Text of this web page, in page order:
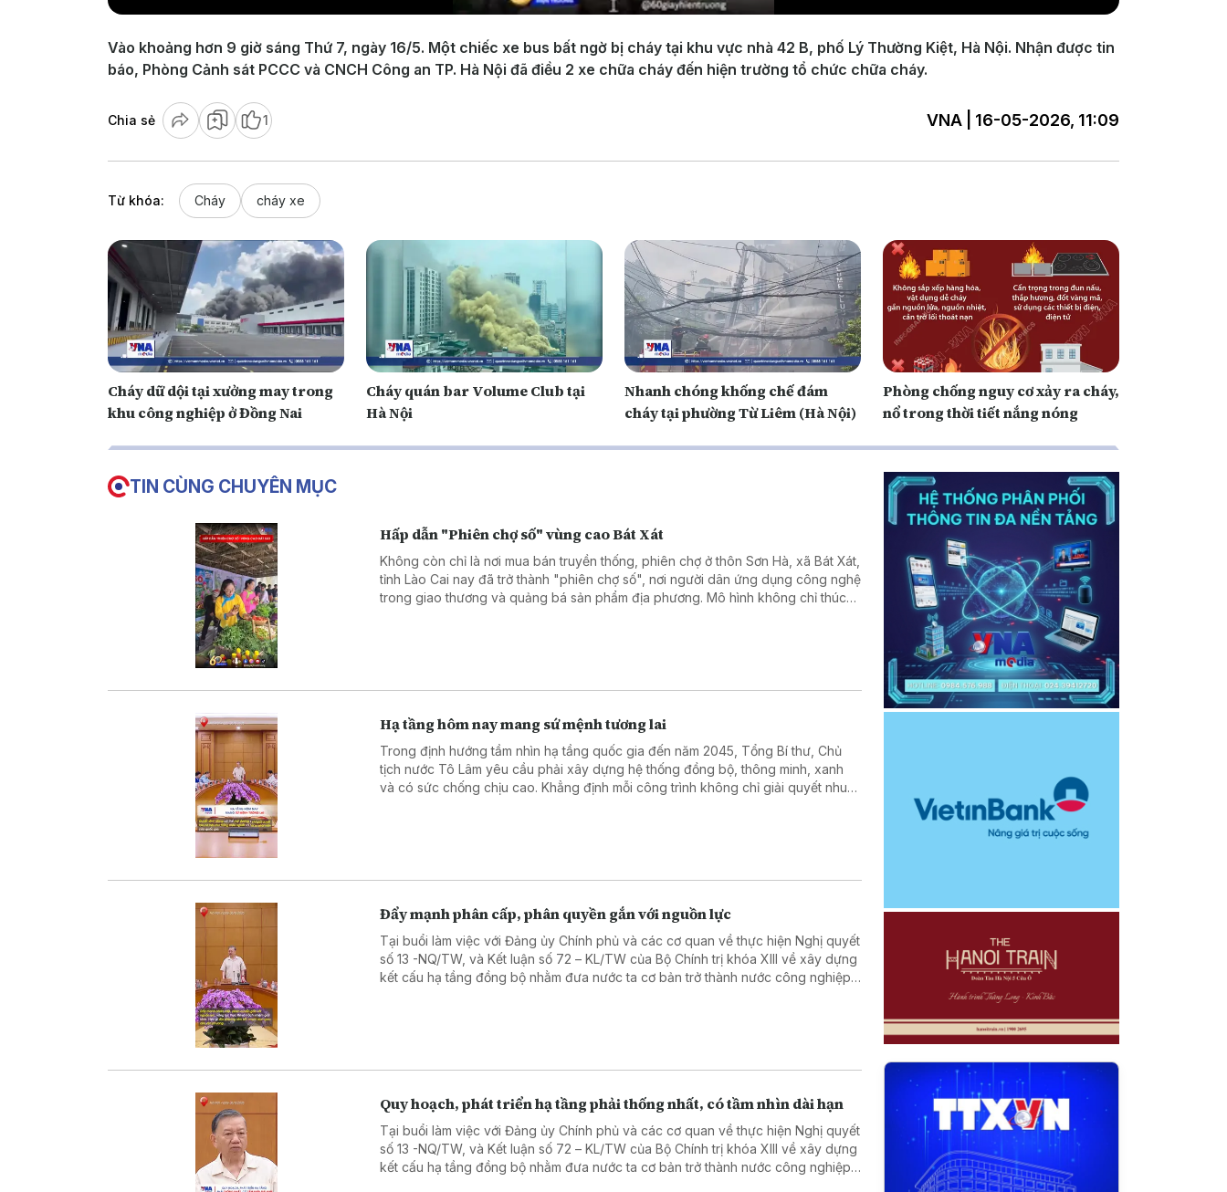
Vào khoảng hơn 9 giờ sáng Thứ 7, ngày 16/5. Một chiếc xe bus bất ngờ bị cháy tại khu vực nhà 42 B, phố Lý Thường Kiệt, Hà Nội. Nhận được tin
báo, Phòng Cảnh sát PCCC và CNCH Công an TP. Hà Nội đã điều 2 xe chữa cháy đến hiện trường tổ chức chữa cháy.
Chia sẻ 1 VNA | 16-05-2026, 11:09
Từ khóa: Cháy cháy xe
Cháy dữ dội tại xưởng may trong
khu công nghiệp ở Đồng Nai
Cháy quán bar Volume Club tại
Hà Nội
Nhanh chóng khống chế đám
cháy tại phường Từ Liêm (Hà Nội)
Phòng chống nguy cơ xảy ra cháy,
nổ trong thời tiết nắng nóng
TIN CÙNG CHUYÊN MỤC
Hấp dẫn "Phiên chợ số" vùng cao Bát Xát
Không còn chỉ là nơi mua bán truyền thống, phiên chợ ở thôn Sơn Hà, xã Bát Xát,
tỉnh Lào Cai nay đã trở thành "phiên chợ số", nơi người dân ứng dụng công nghệ
trong giao thương và quảng bá sản phẩm địa phương. Mô hình không chỉ thúc
Hạ tầng hôm nay mang sứ mệnh tương lai
Trong định hướng tầm nhìn hạ tầng quốc gia đến năm 2045, Tổng Bí thư, Chủ
tịch nước Tô Lâm yêu cầu phải xây dựng hệ thống đồng bộ, thông minh, xanh
và có sức chống chịu cao. Khẳng định mỗi công trình không chỉ giải quyết nhu
Đẩy mạnh phân cấp, phân quyền gắn với nguồn lực
Tại buổi làm việc với Đảng ủy Chính phủ và các cơ quan về thực hiện Nghị quyết
số 13 -NQ/TW, và Kết luận số 72 – KL/TW của Bộ Chính trị khóa XIII về xây dựng
kết cấu hạ tầng đồng bộ nhằm đưa nước ta cơ bản trở thành nước công nghiệp
đẩy mạnh phân cấp, phân quyền gắn với trách nhiệm giải trình.
Q uy hoạch, phát triển hạ tầng phải thống nhất, có tầm nhìn dài hạn
Tại buổi làm việc với Đảng ủy Chính phủ và các cơ quan về thực hiện Nghị quyết
số 13 -NQ/TW, và Kết luận số 72 – KL/TW của Bộ Chính trị khóa XIII về xây dựng
kết cấu hạ tầng đồng bộ nhằm đưa nước ta cơ bản trở thành nước công nghiệp